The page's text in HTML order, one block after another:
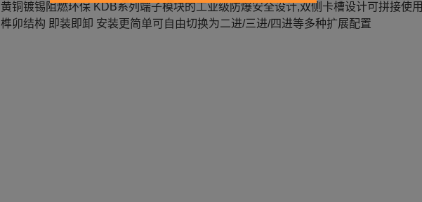
黄铜镀锡阻燃环保 KDB系列端子模块的工业级防爆安全设计,双侧卡槽设计可拼接使用
榫卯结构 即装即卸 安装更简单可自由切换为二进/三进/四进等多种扩展配置